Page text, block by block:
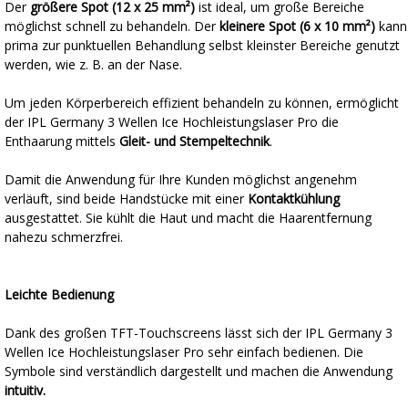
Der größere Spot (12 x 25 mm²) ist ideal, um große Bereiche
möglichst schnell zu behandeln. Der kleinere Spot (6 x 10 mm²) kann
prima zur punktuellen Behandlung selbst kleinster Bereiche genutzt
werden, wie z. B. an der Nase.
Um jeden Körperbereich effizient behandeln zu können, ermöglicht
der IPL Germany 3 Wellen Ice Hochleistungslaser Pro die
Enthaarung mittels Gleit- und Stempeltechnik.
Damit die Anwendung für Ihre Kunden möglichst angenehm
verläuft, sind beide Handstücke mit einer Kontaktkühlung
ausgestattet. Sie kühlt die Haut und macht die Haarentfernung
nahezu schmerzfrei.
Leichte Bedienung
Dank des großen TFT-Touchscreens lässt sich der IPL Germany 3
Wellen Ice Hochleistungslaser Pro sehr einfach bedienen. Die
Symbole sind verständlich dargestellt und machen die Anwendung
intuitiv.